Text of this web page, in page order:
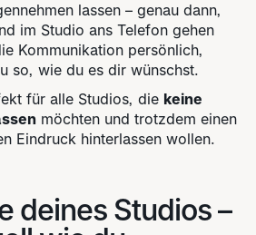
lassen – genau dann,
im Studio ans Telefon gehen
Kommunikation persönlich,
so, wie du es dir wünschst.
für alle Studios, die keine
möchten und trotzdem einen
Eindruck hinterlassen wollen.
deines Studios –